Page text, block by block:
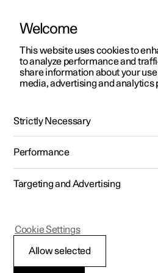
Polestar 2
Polestar 3
Polestar 4
Pre-owned
Shop
Meer
Testrit
Aanbiedingen voor
Testrit
Aanbiedingen voor
Polestar 4 coupé
Ontdek Polestar 4
Testrit
Bekijk onze
Aanbiedingen voor
Ontdek Polestar 5
Over pre-owned
Pre-owned
Aanbiedingen voor
Aanbiedingen voor
professionelen
Bekijk onze
Configureer
Pre-owned
Testrit
Additionals
(Opent in een nieuw
Experiences
Ontmoet ons
Servicepunten
Opladen
Support
HandleidingVideogalerij
Versnellingsbak
Polestar 1
Welcome
This website uses cookies to
to analyze performance and
share information about your
media, advertising and analytics
Strictly Necessary
Performance
Targeting and Advertising
Allow selected
Cookie Settings